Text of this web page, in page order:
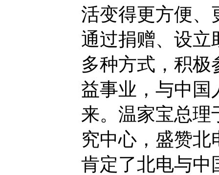
活变得更方便、
通过捐赠、设立
多种方式，积
益事业，与中国
来。温家宝总理
究中心，盛赞
肯定了北电与中